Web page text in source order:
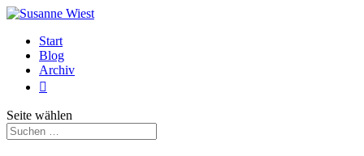
Start
Blog
Archiv

Seite wählen